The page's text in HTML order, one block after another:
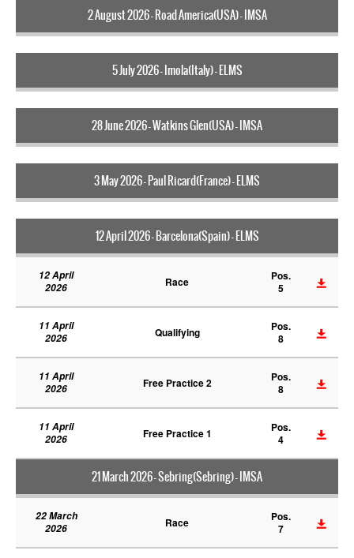
2 August 2026 - Road America(USA) - IMSA
5 July 2026 - Imola(Italy) - ELMS
28 June 2026 - Watkins Glen(USA) - IMSA
3 May 2026 - Paul Ricard(France) - ELMS
12 April 2026 - Barcelona(Spain) - ELMS
12 April
2026
Race
Pos.
5
11 April
2026
Qualifying
Pos.
8
11 April
2026
Free Practice 2
Pos.
8
11 April
2026
Free Practice 1
Pos.
4
21 March 2026 - Sebring(Sebring) - IMSA
22 March
2026
Race
Pos.
7